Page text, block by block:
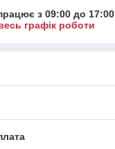
з 09:00 до 17:00
графік роботи